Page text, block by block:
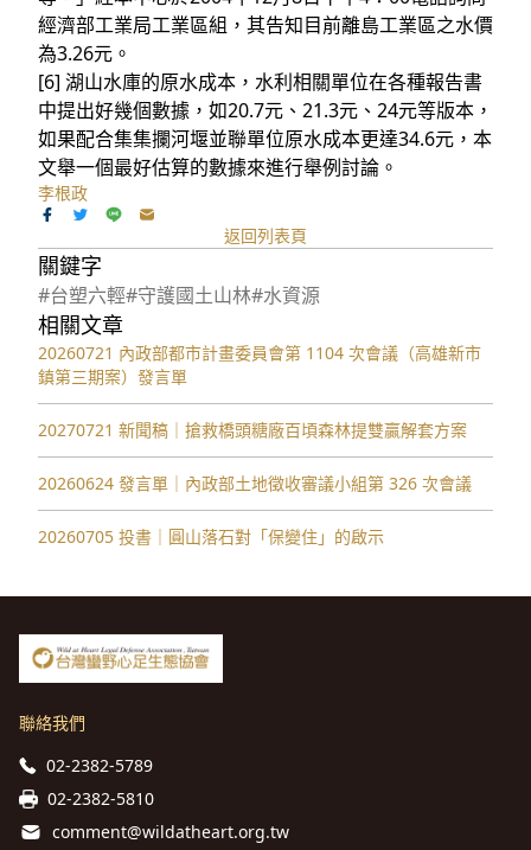
經濟部工業局工業區組，其告知目前離島工業區之水價
為3.26元。
[6] 湖山水庫的原水成本，水利相關單位在各種報告書
中提出好幾個數據，如20.7元、21.3元、24元等版本，
如果配合集集攔河堰並聯單位原水成本更達34.6元，本
文舉一個最好估算的數據來進行舉例討論。
李根政
返回列表頁
關鍵字
#台塑六輕#守護國土山林#水資源
相關文章
20260721 內政部都市計畫委員會第 1104 次會議（高雄新市
鎮第三期案）發言單
20270721 新聞稿｜搶救橋頭糖廠百頃森林提雙贏解套方案
20260624 發言單｜內政部土地徵收審議小組第 326 次會議
20260705 投書｜圓山落石對「保變住」的啟示
聯絡我們
02-2382-5789
02-2382-5810
comment@wildatheart.org.tw